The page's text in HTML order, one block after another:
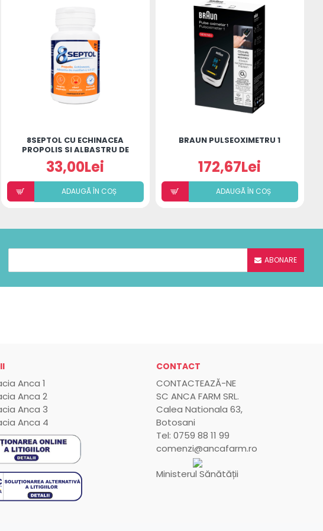
8SEPTOL CU ECHINACEA
PROPOLIS SI ALBASTRU DE
METILEN
33,00Lei
ADAUGÃ ÎN COȘ
BRAUN PULSEOXIMETRU 1
172,67Lei
ADAUGÃ ÎN COȘ
ABONARE
Anca 1
Anca 2
Anca 3
Anca 4
CONTACT
CONTACTEAZĂ-NE
SC ANCA FARM SRL.
Calea Nationala 63,
Botosani
Tel: 0759 88 11 99
comenzi@ancafarm.ro
Ministerul Sănătății